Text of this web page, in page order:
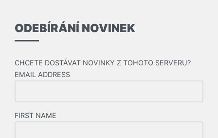
ODEBÍRÁNÍ NOVINEK
CHCETE DOSTÁVAT NOVINKY Z TOHOTO SERVERU?
EMAIL ADDRESS
FIRST NAME